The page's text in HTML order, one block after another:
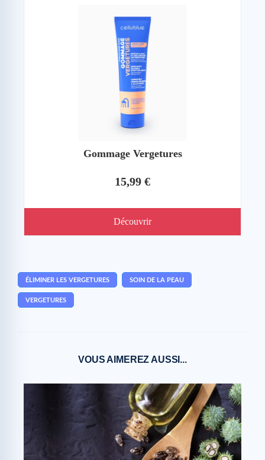
Gommage Vergetures
15,99 €
Découvrir
ÉLIMINER LES VERGETURES SOIN DE LA PEAU
VERGETURES
VOUS AIMEREZ AUSSI...